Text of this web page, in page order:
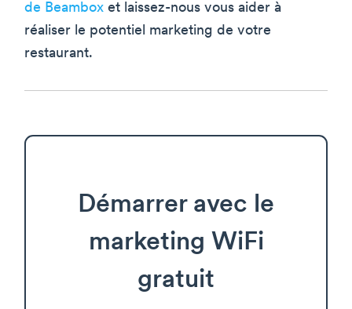
de Beambox et laissez-nous vous aider à
réaliser le potentiel marketing de votre
restaurant.
Démarrer avec le
marketing WiFi
gratuit